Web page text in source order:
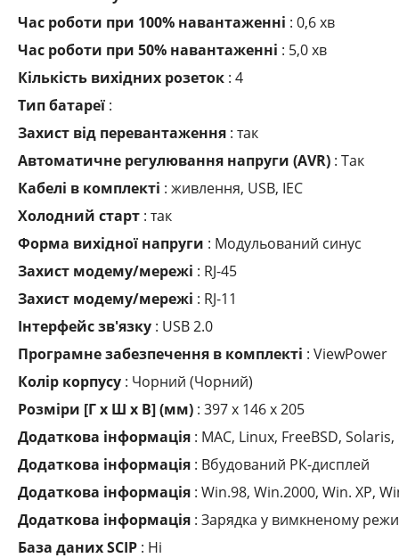
Час роботи при 100% навантаженні : 0,6 хв
Час роботи при 50% навантаженні : 5,0 хв
Кількість вихідних розеток : 4
Тип батареї :
Захист від перевантаження : так
Автоматичне регулювання напруги (AVR) : Так
Кабелі в комплекті : живлення, USB, IEC
Холодний старт : так
Форма вихідної напруги : Модульований синус
Захист модему/мережі : RJ-45
Захист модему/мережі : RJ-11
Інтерфейс зв'язку : USB 2.0
Програмне забезпечення в комплекті : ViewPower
Колір корпусу : Чорний (Чорний)
Розміри [Г x Ш x В] (мм) : 397 x 146 x 205
Додаткова інформація : MAC, Linux, FreeBSD,
Додаткова інформація : Вбудований РК-дисплей
Додаткова інформація : Win.98, Win.2000, Win. XP,
Додаткова інформація : Зарядка у вимкненому
База даних SCIP : Ні